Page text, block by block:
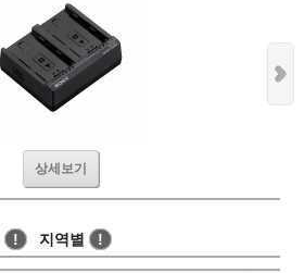
상세보기
! 지역별 !